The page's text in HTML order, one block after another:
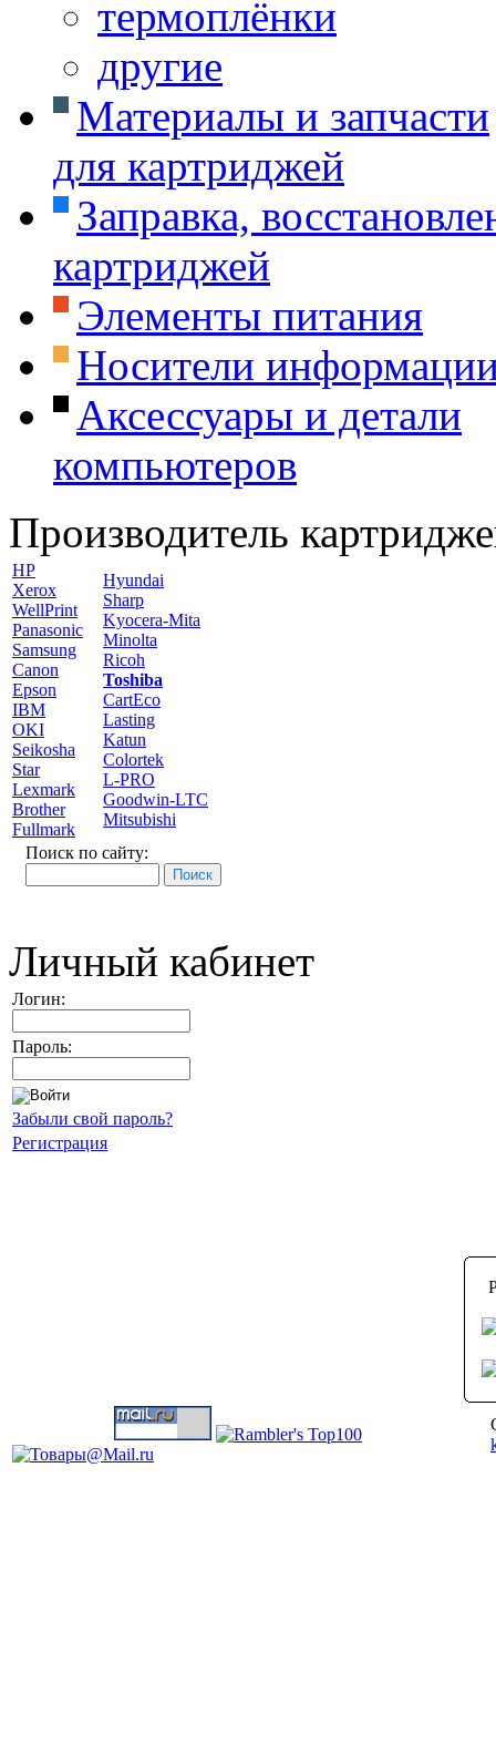
термоплёнки
другие
Материалы и запчасти
для картриджей
Заправка,
картриджей
Элементы питания
Носители
Аксессуары и детали
компьютеров
Производитель
HP
Xerox
WellPrint
Panasonic
Samsung
Canon
Epson
IBM
OKI
Seikosha
Star
Lexmark
Brother
Fullmark
Hyundai
Sharp
Kyocera-Mita
Minolta
Ricoh
Toshiba
CartEco
Lasting
Katun
Colortek
L-PRO
Goodwin-LTC
Mitsubishi
Поиск по сайту:
Личный кабинет
Логин:
Пароль:
Забыли свой пароль?
Регистрация